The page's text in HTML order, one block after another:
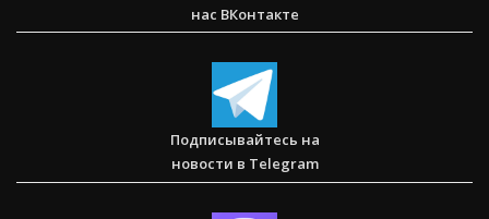
Любить тех, кого все отвергли — Стэн и Лана — Илья
нас ВКонтакте
Подписывайтесь на
новости в Telegram